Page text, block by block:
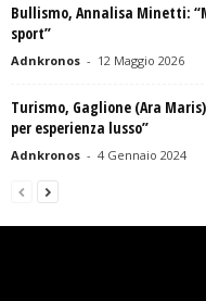
Bullismo, Annalisa Minetti:
sport”
Adnkronos - 12 Maggio 2026
Turismo, Gaglione (Ara
per esperienza lusso”
Adnkronos - 4 Gennaio 2024